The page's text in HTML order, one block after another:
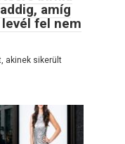
amíg
fel nem
akinek sikerült